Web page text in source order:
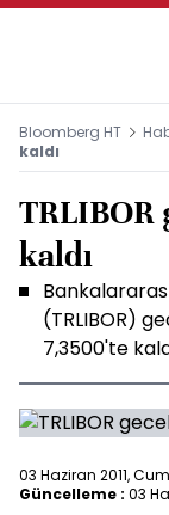
Bloomberg HT
kaldı
TRLIBOR
kaldı
(TRLIBOR)
7,3500'te
03 Haziran 2011,
Güncelleme : 03